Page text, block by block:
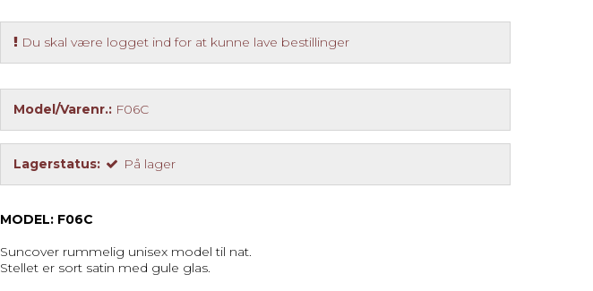
Du skal være logget ind for at kunne lave bestillinger
Model/Varenr.: F06C
Lagerstatus: På lager
MODEL: F06C
Suncover rummelig unisex model til nat.
Stellet er sort satin med gule glas.